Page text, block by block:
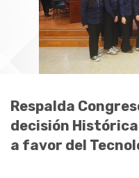
Respalda
decisión Histórica
a favor del